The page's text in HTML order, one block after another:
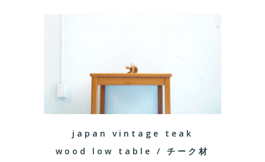
japan vintage teak
wood low table / チーク材